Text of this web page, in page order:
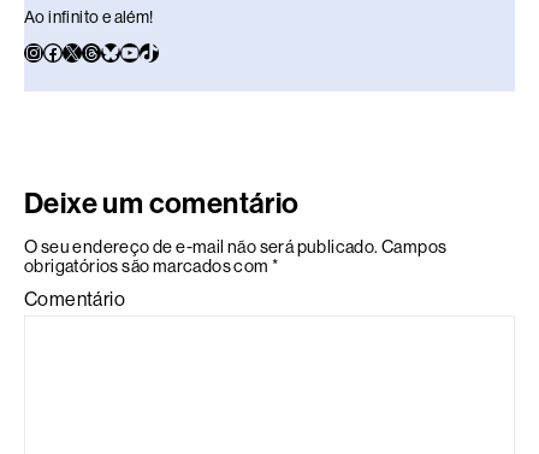
Ao infinito e além!
Deixe um comentário
O seu endereço de e-mail não será publicado. Campos
obrigatórios são marcados com *
Comentário